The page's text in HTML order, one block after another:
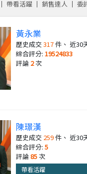
｜ 帶看活躍 ｜ 銷售達人 ｜ 委
黃永業
歷史成交317件、 近30
綜合評分:19524833
評論 2次
陳璟漢
歷史成交 259件、 近30
綜合評分:5
評論85次
帶看活躍